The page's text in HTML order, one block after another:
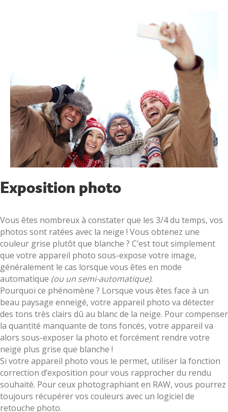
Exposition photo
Vous êtes nombreux à constater que les 3/4 du temps, vos
photos sont ratées avec la neige ! Vous obtenez une
couleur grise plutôt que blanche ? C’est tout simplement
que votre appareil photo sous-expose votre image,
généralement le cas lorsque vous êtes en mode
automatique (ou un semi-automatique).
Pourquoi ce phénomène ? Lorsque vous êtes face à un
beau paysage enneigé, votre appareil photo va détecter
des tons très clairs dû au blanc de la neige. Pour compenser
la quantité manquante de tons foncés, votre appareil va
alors sous-exposer la photo et forcément rendre votre
neige plus grise que blanche !
Si votre appareil photo vous le permet, utiliser la fonction
correction d’exposition pour vous rapprocher du rendu
souhaité. Pour ceux photographiant en RAW, vous pourrez
toujours récupérer vos couleurs avec un logiciel de
retouche photo.